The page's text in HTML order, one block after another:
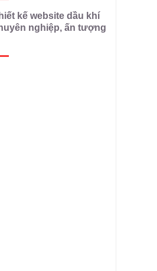
kế website dầu khí
nghiệp, ấn tượng